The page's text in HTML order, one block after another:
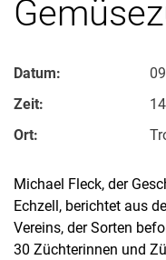
Datum:
Zeit:
Ort:
Michael Fleck, der
Echzell, berichtet aus
Vereins, der Sorten
30 Züchterinnen und